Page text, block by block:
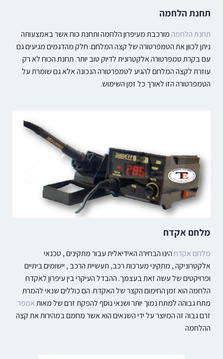
תחנת הלחמה
תחנת הלחמה מורכבת מעיפרון הלחמה ותחנת כוח אשר באמצעותה
ניתן לכוון את הטמפרטורה של קצה המלחם. חלק מהדגמים מגיעים גם
עם בקרת טמפרטורה אלקטרונית לדיוק טוב יותר. תחנת הכוח לא רק
עוזרת לקצה המלחם להגיע לטמפרטורה הנכונה אלא גם שומרת על
הטמפרטורה הזו לאורך כל זמן השימוש.
מלחם אקדח
מלחם אקדח הינו הבחירה האידיאלית עבור מתקינים , טכנאי
אלקטרוניקה , מתקיני מערכות רכב, תעשיית הרכב , יישומים ביתיים
ופרויקטים של עשה זאת בעצמך. ההבדל העיקרי בין עיפרון לאקדח
הלחמה הוא זמן החימום הקצר של האקדח. הם כולליםשנאילהמרת
מתח גבוהה למתח נמוך יותר ושנאי נוסף להפקת זרם של מאותאמפר.
זרם גבוה זה המיוצר על ידי השנאים הוא אשר מחמם במהירות את קצה
ההלחמה